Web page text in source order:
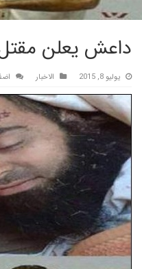
داعش يعلن
يوليو 8, 2015 الاخبار